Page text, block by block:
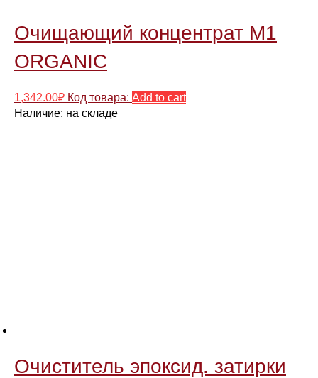
Очищающий концентрат M1
ORGANIC
1,342.00₽ Код товара: Add to cart
Наличие: на складе
Очиститель эпоксид. затирки